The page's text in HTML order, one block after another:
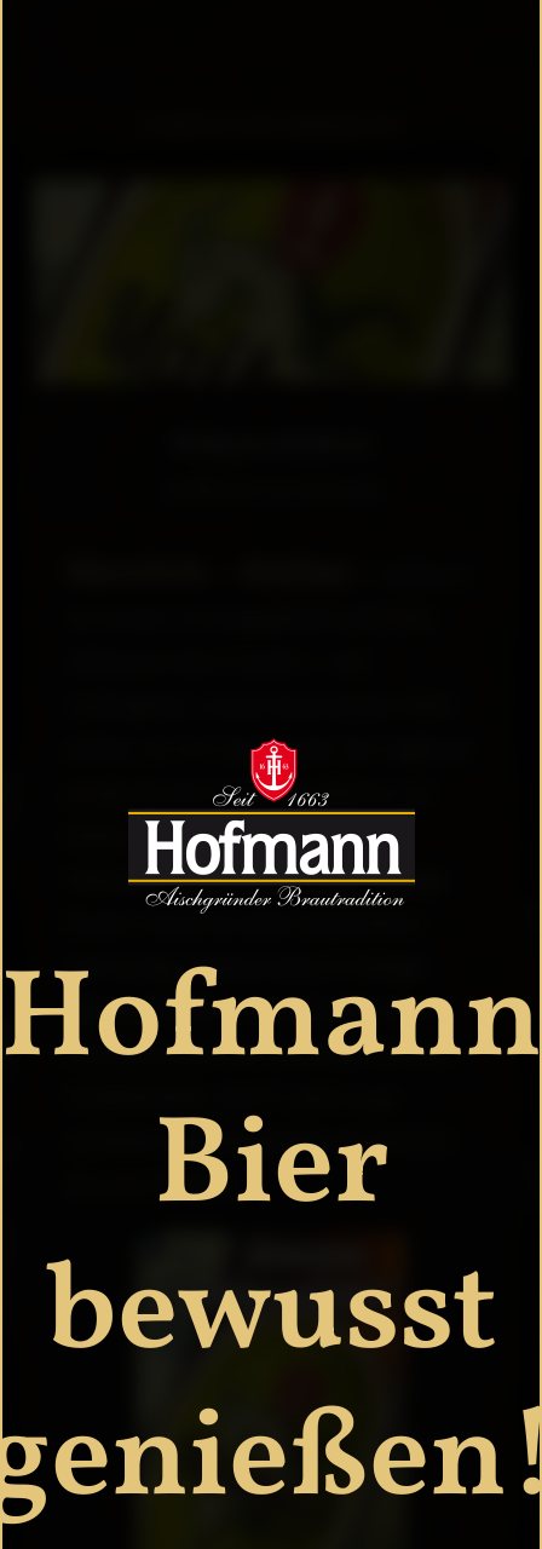
Köhler, von ihm 2014 kreiert. Der Gegenpol
zu den dunklen, schweren Böcken: ein
helles, leichtes Starkbier. FARBE:
intensives Gold GERUCH: frisch, hopfige
florale und grüne Noten GESCHMACK:
vollmundig, malzaromatisch, hopfiger
Abgang HOPFEN: 2 Aromahopfen MALZ:
Pilsner Gerstenmalz ALKOHOL: 7,5 % vol.
sortierten Getränkehandel und natürlich
bei uns in Pahres!
Hofmann
Bier
bewusst